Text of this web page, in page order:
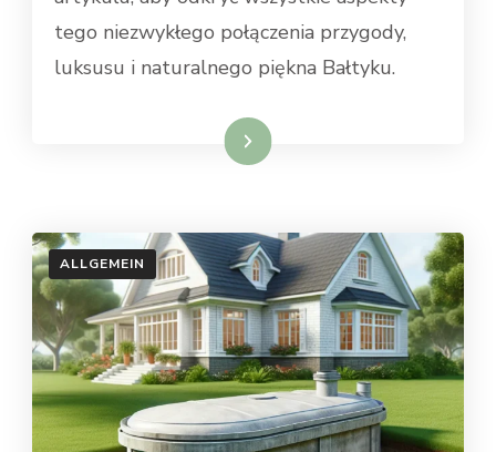
tego niezwykłego połączenia przygody,
luksusu i naturalnego piękna Bałtyku.
Weiterlesen
ALLGEMEIN